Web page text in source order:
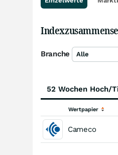
Branche Alle
52 Wochen Hoch/
Wertpapier
Cameco